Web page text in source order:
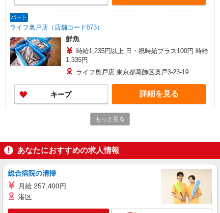
パート
ライフ奥戸店（店舗コード873）
鮮魚
時給1,235円以上 日・祝時給プラス100円 時給
1,335円
ライフ奥戸店 東京都葛飾区奥戸3-23-19
キープ 詳細を見る
ライフ奥戸街道店（店舗コード877）
時給1,235円以上
ライフ奥戸街道店 東京都葛飾区奥戸2-14-25
キープ 詳細を見る
もっと見る
あなたにおすすめの求人情報
総合病院の清掃
月給 257,400円
港区